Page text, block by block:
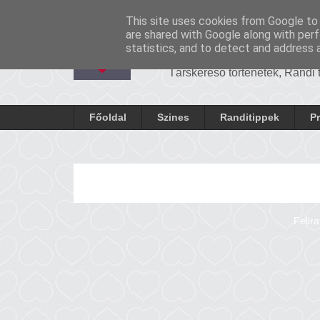
Cronosrandi
Társkereső történetek,
Főoldal Szines Randitippek
This site uses cookies from Google
are shared with Google along with
statistics, and to detect and address